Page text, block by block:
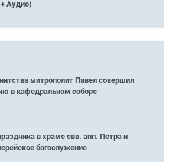
Аудио)
митрополит Павел совершил
в кафедральном соборе
в храме свв. апп. Петра и
богослужение